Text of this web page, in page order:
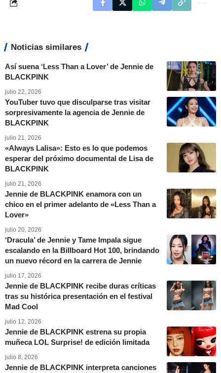
Noticias similares
Así suena ‘Less Than a Lover’ de Jennie de
BLACKPINK
julio 22, 2026
YouTuber tuvo que disculparse tras visitar
sorpresivamente la agencia de Jennie de
BLACKPINK
julio 21, 2026
«Always Lalisa»: Esto es lo que podemos
esperar del próximo documental de Lisa de
BLACKPINK
julio 21, 2026
Jennie de BLACKPINK enamora con un
chico en el primer adelanto de «Less Than a
Lover»
julio 20, 2026
‘Dracula’ de Jennie y Tame Impala sigue
escalando en la Billboard Hot 100, brindando
un nuevo récord en la carrera de Jennie
julio 17, 2026
Jennie de BLACKPINK recibe duras críticas
tras su histórica presentación en el festival
Mad Cool
julio 12, 2026
Jennie de BLACKPINK estrena su propia
muñeca LOL Surprise! de edición limitada
julio 8, 2026
Jennie de BLACKPINK interpreta canciones